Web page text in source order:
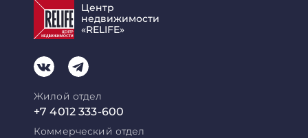
Центр
недвижимости
«RELIFE»
Жилой отдел
+7 4012 333-600
Коммерческий отдел